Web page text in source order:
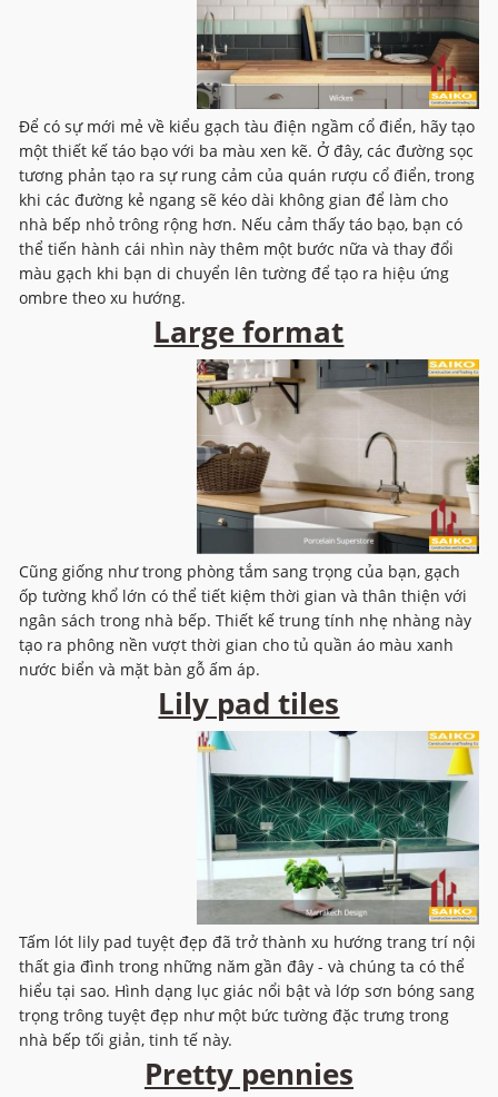
Để có sự mới mẻ về kiểu gạch tàu điện ngầm cổ điển, hãy tạo
một thiết kế táo bạo với ba màu xen kẽ. Ở đây, các đường sọc
tương phản tạo ra sự rung cảm của quán rượu cổ điển, trong
khi các đường kẻ ngang sẽ kéo dài không gian để làm cho
nhà bếp nhỏ trông rộng hơn. Nếu cảm thấy táo bạo, bạn có
thể tiến hành cái nhìn này thêm một bước nữa và thay đổi
màu gạch khi bạn di chuyển lên tường để tạo ra hiệu ứng
ombre theo xu hướng.
Large format
Cũng giống như trong phòng tắm sang trọng của bạn, gạch
ốp tường khổ lớn có thể tiết kiệm thời gian và thân thiện với
ngân sách trong nhà bếp. Thiết kế trung tính nhẹ nhàng này
tạo ra phông nền vượt thời gian cho tủ quần áo màu xanh
nước biển và mặt bàn gỗ ấm áp.
Lily pad tiles
Tấm lót lily pad tuyệt đẹp đã trở thành xu hướng trang trí nội
thất gia đình trong những năm gần đây - và chúng ta có thể
hiểu tại sao. Hình dạng lục giác nổi bật và lớp sơn bóng sang
trọng trông tuyệt đẹp như một bức tường đặc trưng trong
nhà bếp tối giản, tinh tế này.
Pretty pennies